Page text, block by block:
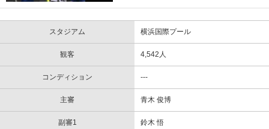
スタジアム 横浜国際プール
観客 4,542人
コンディション ---
主審 青木 俊博
副審1 鈴木 悟